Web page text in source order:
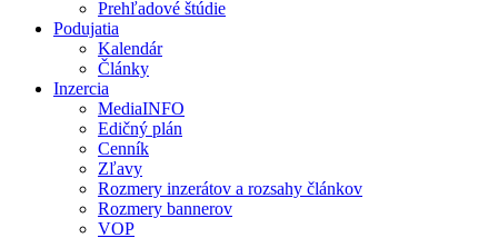
Prehľadové štúdie
Podujatia
Kalendár
Články
Inzercia
MediaINFO
Edičný plán
Cenník
Zľavy
Rozmery inzerátov a rozsahy článkov
Rozmery bannerov
VOP